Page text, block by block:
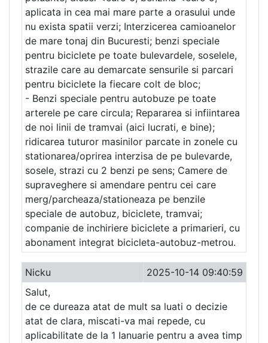
aplicata in cea mai mare parte a orasului unde
nu exista spatii verzi; Interzicerea camioanelor
de mare tonaj din Bucuresti; benzi speciale
pentru biciclete pe toate bulevardele, soselele,
strazile care au demarcate sensurile si parcari
pentru biciclete la fiecare colt de bloc;
- Benzi speciale pentru autobuze pe toate
arterele pe care circula; Repararea si infiintarea
de noi linii de tramvai (aici lucrati, e bine);
ridicarea tuturor masinilor parcate in zonele cu
stationarea/oprirea interzisa de pe bulevarde,
sosele, strazi cu 2 benzi pe sens; Camere de
supraveghere si amendare pentru cei care
merg/parcheaza/stationeaza pe benzile
speciale de autobuz, biciclete, tramvai;
companie de inchiriere biciclete a primarieri, cu
abonament integrat bicicleta-autobuz-metrou.
Nicku
2025-10-14 09:40:59
Salut,
de ce dureaza atat de mult sa luati o decizie
atat de clara, miscati-va mai repede, cu
aplicabilitate de la 1 Ianuarie pentru a avea timp